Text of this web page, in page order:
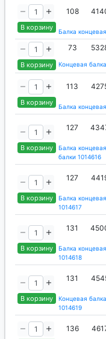
В корзину
108
Балка
В корзину
73
Концевая
В корзину
113
Балка
В корзину
127
Балка
балки 1014616
В корзину
127
Балка
1014617
В корзину
131
Балка
1014618
В корзину
131
Концевая
1014619
136